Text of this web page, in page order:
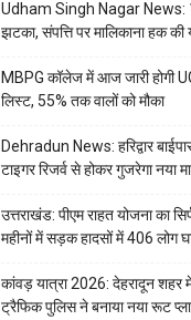
Udham Singh Nagar News:
झटका, संपत्ति पर मालिकाना हक की
MBPG कॉलेज में आज जारी होगी
लिस्ट, 55% तक वालों को मौका
Dehradun News: हरिद्वार
टाइगर रिजर्व से होकर गुजरेगा नया
उत्तराखंड: पीएम राहत योजना का
महीनों में सड़क हादसों में 406 लोग
कांवड़ यात्रा 2026: देहरादून शहर
ट्रैफिक पुलिस ने बनाया नया रूट